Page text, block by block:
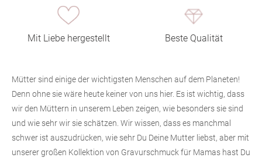
Mit Liebe hergestellt Beste Qualität
Mütter sind einige der wichtigsten Menschen auf dem Planeten!
Denn ohne sie wäre heute keiner von uns hier. Es ist wichtig, dass
wir den Müttern in unserem Leben zeigen, wie besonders sie sind
und wie sehr wir sie schätzen. Wir wissen, dass es manchmal
schwer ist auszudrücken, wie sehr Du Deine Mutter liebst, aber mit
unserer großen Kollektion von Gravurschmuck für Mamas hast Du